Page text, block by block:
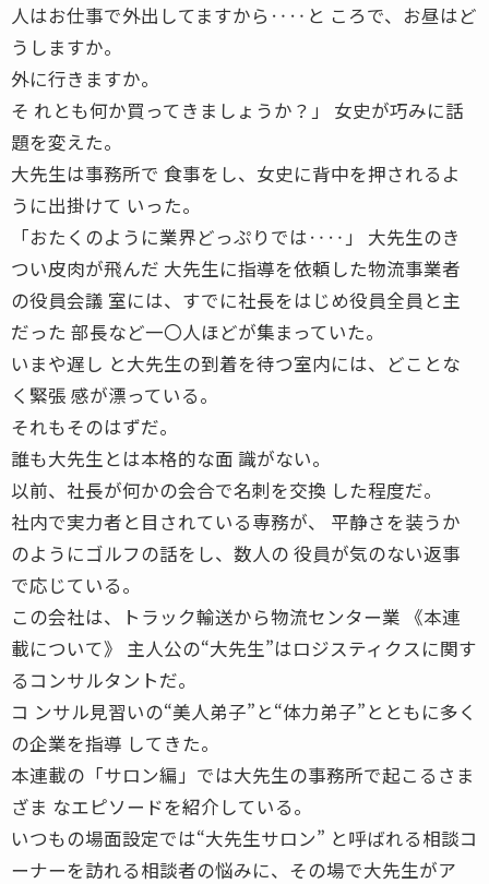
人はお仕事で外出してますから‥‥と ころで、お昼はど
うしますか。
外に行きますか。
そ れとも何か買ってきましょうか？」 女史が巧みに話
題を変えた。
大先生は事務所で 食事をし、女史に背中を押されるよ
うに出掛けて いった。
「おたくのように業界どっぷりでは‥‥」 大先生のき
つい皮肉が飛んだ 大先生に指導を依頼した物流事業者
の役員会議 室には、すでに社長をはじめ役員全員と主
だった 部長など一〇人ほどが集まっていた。
いまや遅し と大先生の到着を待つ室内には、どことな
く緊張 感が漂っている。
それもそのはずだ。
誰も大先生とは本格的な面 識がない。
以前、社長が何かの会合で名刺を交換 した程度だ。
社内で実力者と目されている専務が、 平静さを装うか
のようにゴルフの話をし、数人の 役員が気のない返事
で応じている。
この会社は、トラック輸送から物流センター業 《本連
載について》 主人公の“大先生”はロジスティクスに関す
るコンサルタントだ。
コ ンサル見習いの“美人弟子”と“体力弟子”とともに多く
の企業を指導 してきた。
本連載の「サロン編」では大先生の事務所で起こるさま
ざま なエピソードを紹介している。
いつもの場面設定では“大先生サロン” と呼ばれる相談コ
ーナーを訪れる相談者の悩みに、その場で大先生がア